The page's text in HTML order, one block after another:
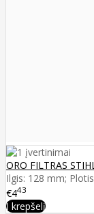
ORO FILTRAS
Ilgis: 128 mm;
€443
Į krepšelį